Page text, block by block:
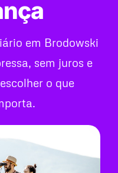
em Brodowski
sem juros e
o que